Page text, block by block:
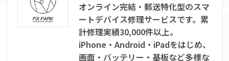
オンライン完結・郵送特化型のスマ
ートデバイス修理サービスです。累
計修理実績30,000件以上。
iPhone・Android・iPadをはじめ、
画面・バッテリー・基板など多様な